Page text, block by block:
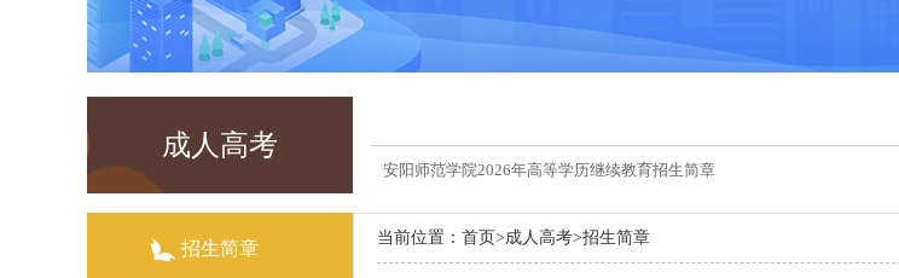
成人高考
安阳师范学院2026年高等学历继续教育招生简章
招生简章
当前位置： 首页>成人高考>招生简章